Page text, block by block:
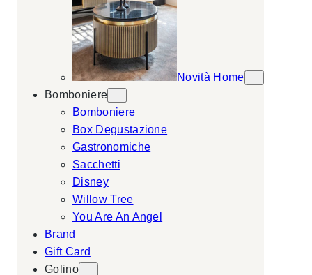
Novità Home
Bomboniere
Bomboniere
Box Degustazione
Gastronomiche
Sacchetti
Disney
Willow Tree
You Are An Angel
Brand
Gift Card
Golino